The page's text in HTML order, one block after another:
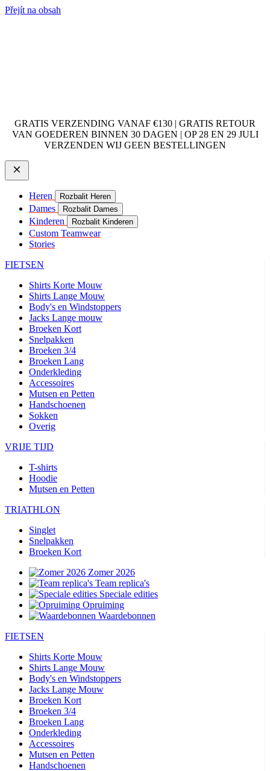
Přejít na obsah
GRATIS VERZENDING VANAF €130 | GRATIS RETOUR
VAN GOEDEREN BINNEN 30 DAGEN | OP 28 EN 29 JULI
VERZENDEN WIJ GEEN BESTELLINGEN
Heren Rozbalit Heren
Dames Rozbalit Dames
Kinderen Rozbalit Kinderen
Custom Teamwear
Stories
FIETSEN
Shirts Korte Mouw
Shirts Lange Mouw
Body's en Windstoppers
Jacks Lange mouw
Broeken Kort
Snelpakken
Broeken 3/4
Broeken Lang
Onderkleding
Accessoires
Mutsen en Petten
Handschoenen
Sokken
Overig
VRIJE TIJD
T-shirts
Hoodie
Mutsen en Petten
TRIATHLON
Singlet
Snelpakken
Broeken Kort
Zomer 2026
Team replica's
Speciale edities
Opruiming
Waardebonnen
FIETSEN
Shirts Korte Mouw
Shirts Lange Mouw
Body's en Windstoppers
Jacks Lange Mouw
Broeken Kort
Broeken 3/4
Broeken Lang
Onderkleding
Accessoires
Mutsen en Petten
Handschoenen